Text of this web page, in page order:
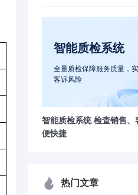
智能质检系统
全量质检保障服务质量，
客诉风险
智能质检系统 检查销售、
便快捷
热门文章